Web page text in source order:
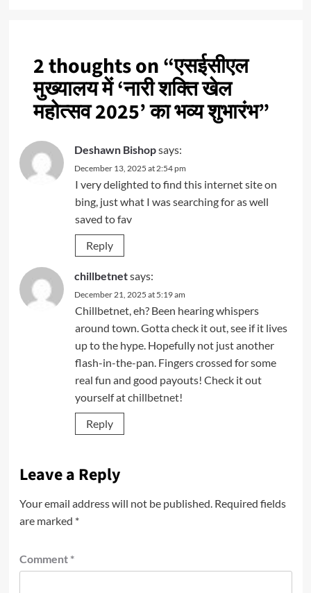
2 thoughts on “एसईसीएल
मुख्यालय में ‘नारी शक्ति खेल
महोत्सव 2025’ का भव्य शुभारंभ”
Deshawn Bishopsays:
December 13, 2025 at 2:54 pm
I very delighted to find this internet site on
bing, just what I was searching for as well
saved to fav
Reply
chillbetnetsays:
December 21, 2025 at 5:19 am
Chillbetnet, eh? Been hearing whispers
around town. Gotta check it out, see if it lives
up to the hype. Hopefully not just another
flash-in-the-pan. Fingers crossed for some
real fun and good payouts! Check it out
yourself atchillbetnet!
Reply
Leave a Reply
Your email address will not be published. Required fields
are marked *
Comment *